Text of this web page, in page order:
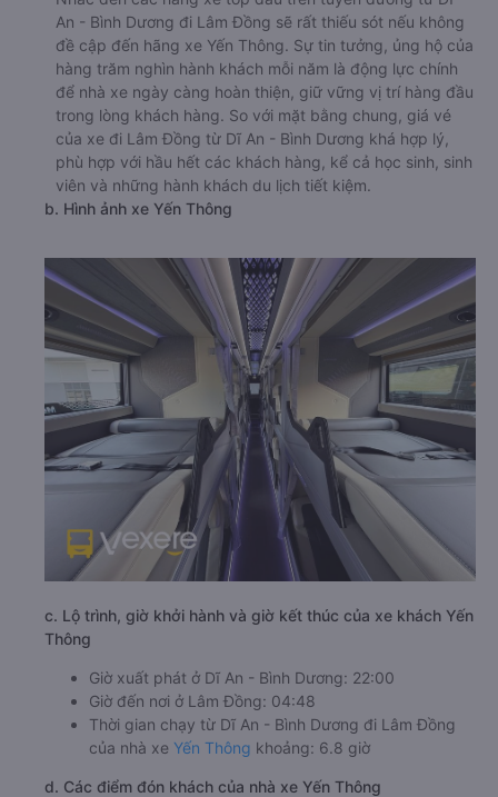
An - Bình Dương đi Lâm Đồng sẽ rất thiếu sót nếu không
đề cập đến hãng xe Yến Thông. Sự tin tưởng, ủng hộ của
hàng trăm nghìn hành khách mỗi năm là động lực chính
để nhà xe ngày càng hoàn thiện, giữ vững vị trí hàng đầu
trong lòng khách hàng. So với mặt bằng chung, giá vé
của xe đi Lâm Đồng từ Dĩ An - Bình Dương khá hợp lý,
phù hợp với hầu hết các khách hàng, kể cả học sinh, sinh
viên và những hành khách du lịch tiết kiệm.
b. Hình ảnh xe Yến Thông
c. Lộ trình, giờ khởi hành và giờ kết thúc của xe khách Yến
Thông
Giờ xuất phát ở Dĩ An - Bình Dương: 22:00
Giờ đến nơi ở Lâm Đồng: 04:48
Thời gian chạy từ Dĩ An - Bình Dương đi Lâm Đồng
của nhà xe Yến Thông khoảng: 6.8 giờ
d. Các điểm đón khách của nhà xe Yến Thông